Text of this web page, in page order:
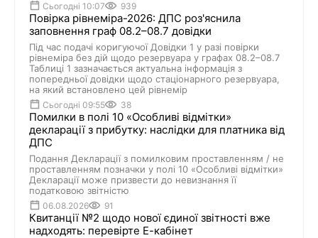
Сьогодні 10:07 939
Повірка рівнеміра-2026: ДПС роз'яснила
заповнення граф 08.2–08.7 довідки
Під час подачі коригуючої Довідки 1 у разі повірки
рівнеміра без дій щодо резервуара у графах 08.2–08.7
Таблиці 1 зазначається актуальна інформація з
попередньої довідки щодо стаціонарного резервуара,
на який встановлено цей рівнемір
Сьогодні 09:55 38
Помилки в полі 10 «Особливі відмітки»
декларації з прибутку: наслідки для платника від
ДПС
Подання Декларації з помилковим проставленням / не
проставленням позначки у полі 10 «Особливі відмітки»
Декларації може призвести до невизнання її
податковою звітністю
06.08.2026 91
Квитанції №2 щодо нової єдиної звітності вже
надходять: перевірте Е-кабінет